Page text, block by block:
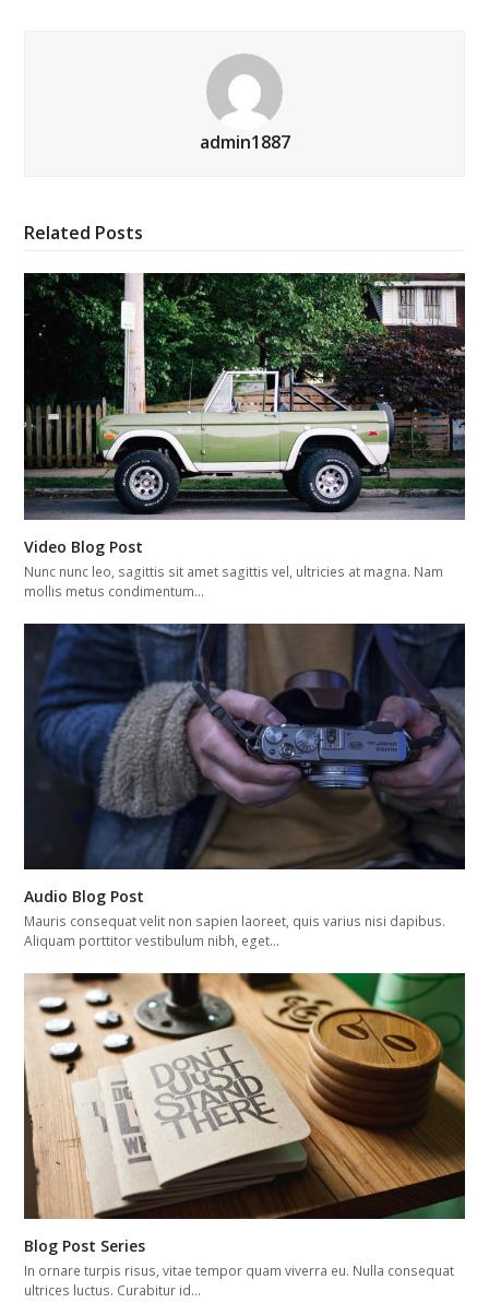
admin1887
Related Posts
Video Blog Post
Nunc nunc leo, sagittis sit amet sagittis vel, ultricies at magna. Nam
mollis metus condimentum…
Audio Blog Post
Mauris consequat velit non sapien laoreet, quis varius nisi dapibus.
Aliquam porttitor vestibulum nibh, eget…
Blog Post Series
In ornare turpis risus, vitae tempor quam viverra eu. Nulla consequat
ultrices luctus. Curabitur id…